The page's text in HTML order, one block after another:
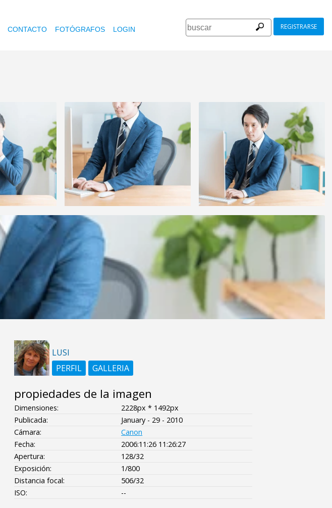
CONTACTO FOTÓGRAFOS LOGIN REGISTRARSE
LUSI
PERFIL
GALLERIA
propiedades de la imagen
Dimensiones:
2228px * 1492px
Publicada:
January - 29 - 2010
Cámara:
Canon
Fecha:
2006:11:26 11:26:27
Apertura:
128/32
Exposición:
1/800
Distancia focal:
506/32
ISO:
--